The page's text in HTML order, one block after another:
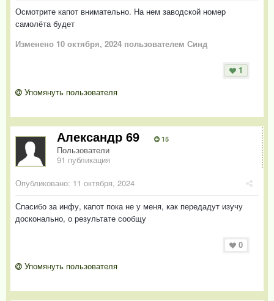
Осмотрите капот внимательно. На нем заводской номер
самолёта будет
Изменено 10 октября, 2024 пользователем Синд
1
Упомянуть пользователя
Александр 69 15
Пользователи
91 публикация
Опубликовано: 11 октября, 2024
Спасибо за инфу, капот пока не у меня, как передадут изучу
досконально, о результате сообщу
0
Упомянуть пользователя